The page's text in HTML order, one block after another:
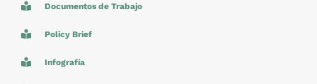
Documentos de Trabajo
Policy Brief
Infografía